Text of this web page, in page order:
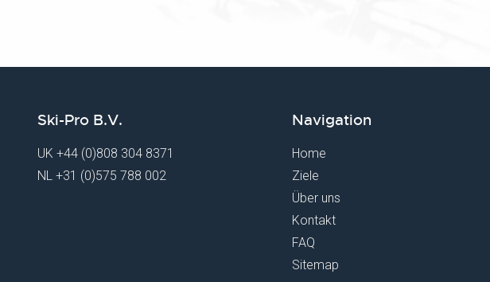
Ski-Pro B.V.
UK +44 (0)808 304 8371
NL +31 (0)575 788 002
Navigation
Home
Ziele
Über uns
Kontakt
FAQ
Sitemap